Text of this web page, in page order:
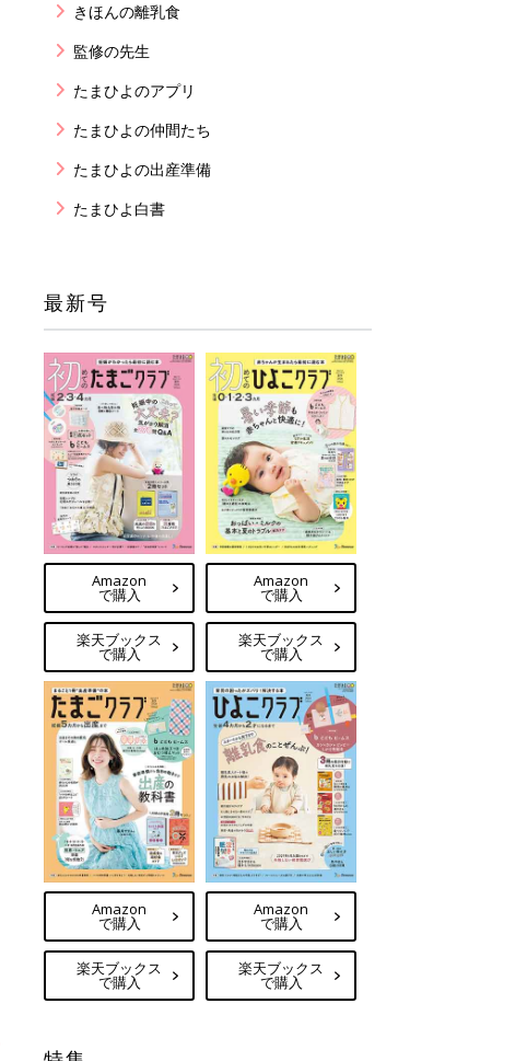
きほんの離乳食
監修の先生
たまひよのアプリ
たまひよの仲間たち
たまひよの出産準備
たまひよ白書
最新号
Amazon
で購入
楽天ブックス
で購入
Amazon
で購入
楽天ブックス
で購入
Amazon
で購入
楽天ブックス
で購入
Amazon
で購入
楽天ブックス
で購入